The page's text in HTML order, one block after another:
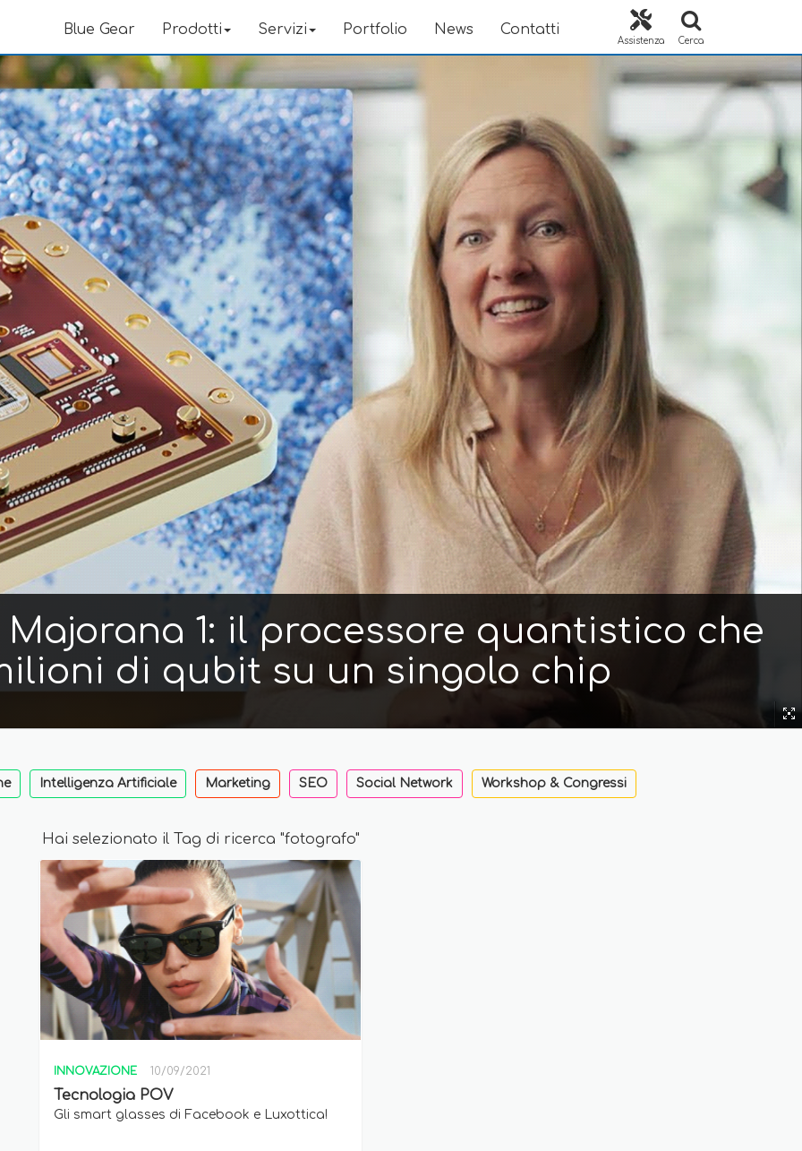
Blue Gear Prodotti Servizi Portfolio News Contatti
Assistenza Cerca
1: il processore quantistico che
di qubit su un singolo chip
Intelligenza Artificiale Marketing SEO Social Network Workshop & Congressi
Hai selezionato il Tag di ricerca "fotografo"
INNOVAZIONE 10/09/2021
Tecnologia POV
Gli smart glasses di Facebook e Luxottica!